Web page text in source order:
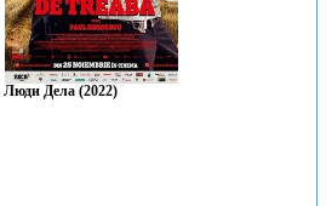
Люди Дела (2022)